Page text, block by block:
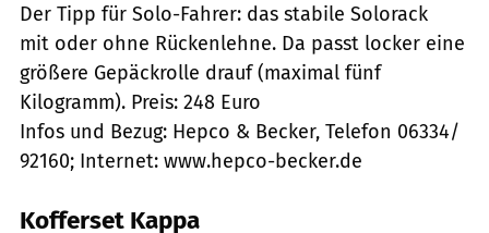
Der Tipp für Solo-Fahrer: das stabile Solorack
mit oder ohne Rückenlehne. Da passt locker eine
größere Gepäckrolle drauf (maximal fünf
Kilogramm). Preis: 248 Euro
Infos und Bezug: Hepco & Becker, Telefon 06334/
92160; Internet: www.hepco-becker.de
Kofferset Kappa